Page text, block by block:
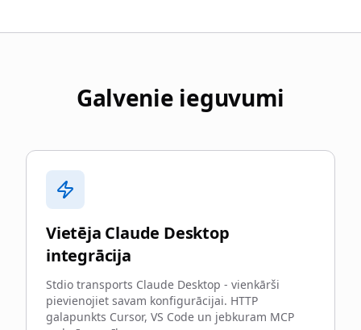
Galvenie ieguvumi
Vietēja Claude Desktop
integrācija
Stdio transports Claude Desktop - vienkārši
pievienojiet savam konfigurācijai. HTTP
galapunkts Cursor, VS Code un jebkuram MCP